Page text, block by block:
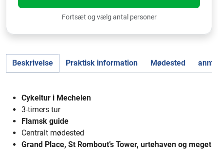
Fortsæt og vælg antal personer
Beskrivelse Praktisk information Mødested
Cykeltur i Mechelen
3-timers tur
Flamsk guide
Centralt mødested
Grand Place, St Rombout’s Tower, urtehaven og meget